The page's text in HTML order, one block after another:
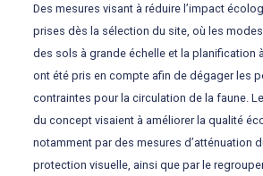
Des mesures visant à réduire l’impact
prises dès la sélection du site, où les
des sols à grande échelle et la planification
ont été pris en compte afin de dégager les
contraintes pour la circulation de la faune.
du concept visaient à améliorer la qualité
notamment par des mesures d’atténuation
protection visuelle, ainsi que par le